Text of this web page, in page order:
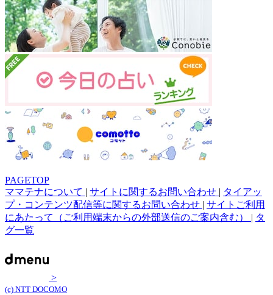
PAGETOP
ママテナについて | サイトに関するお問い合わせ | タイアッ
プ・コンテンツ配信等に関するお問い合わせ | サイトご利用
にあたって（ご利用端末からの外部送信のご案内含む） | タ
グ一覧
>
(c) NTT DOCOMO